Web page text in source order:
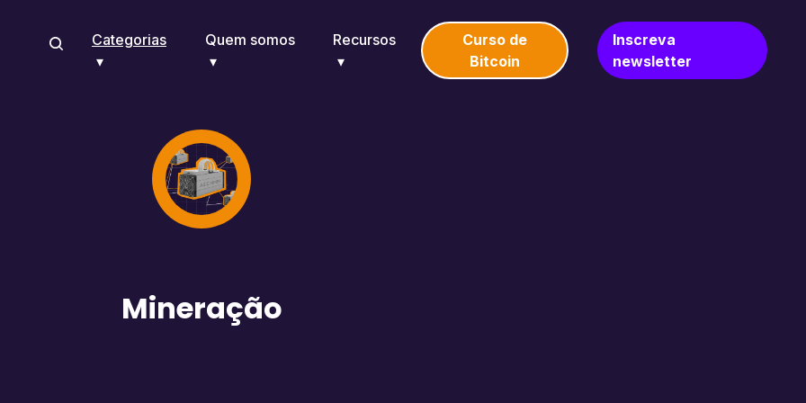
Categorias Quem somos Recursos
Curso de
Bitcoin
Inscreva
newsletter
Mineração